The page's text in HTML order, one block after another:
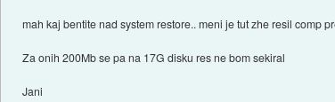
mah kaj bentite nad system restore.. meni je tut zhe resil comp
Za onih 200Mb se pa na 17G disku res ne bom sekiral
Jani